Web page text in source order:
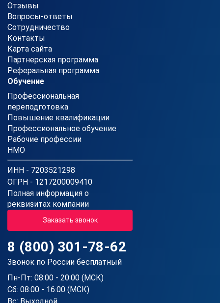
Отзывы
Вопросы-ответы
Сотрудничество
Контакты
Карта сайта
Партнерская программа
Реферальная программа
Обучение
Профессиональная
переподготовка
Повышение квалификации
Профессиональное обучение
Рабочие профессии
НМО
ИНН - 7203521298
ОГРН - 1217200009410
Полная информация о
реквизитах компании
Заказать звонок
8 (800) 301-78-62
Звонок по России бесплатный
Пн-Пт: 08:00 - 20:00 (МСК)
Сб: 08:00 - 16:00 (МСК)